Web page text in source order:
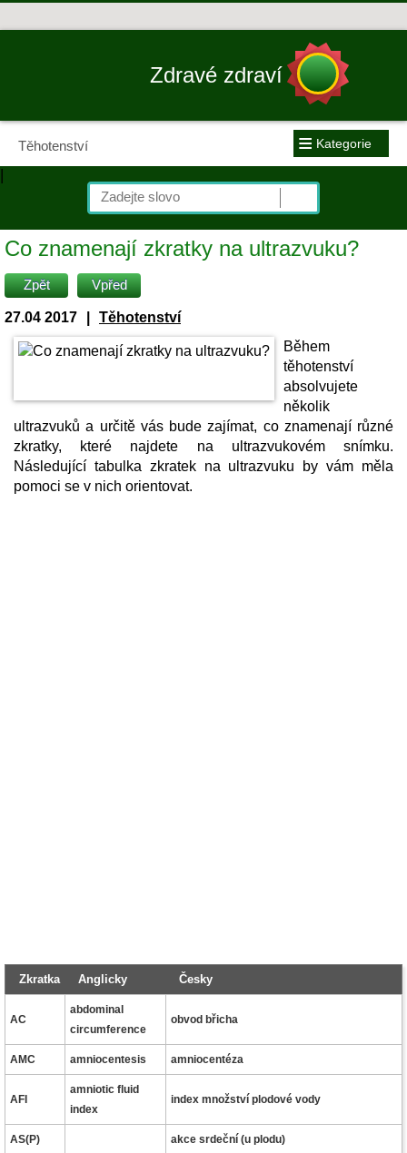
Zdravé zdraví
Těhotenství ≡ Kategorie
|
Co znamenají zkratky na ultrazvuku?
Zpět Vpřed
27.04 2017
Těhotenství
Během
těhotenství
absolvujete
několik
ultrazvuků a určitě vás bude zajímat, co znamenají různé
zkratky, které najdete na ultrazvukovém snímku.
Následující tabulka zkratek na ultrazvuku by vám měla
pomoci se v nich orientovat.
Zkratka Anglicky Česky
AC
abdominal
circumference
obvod břicha
AMC amniocentesis amniocentéza
AFI
amniotic fluid
index
index množství plodové vody
AS(P) akce srdeční (u plodu)